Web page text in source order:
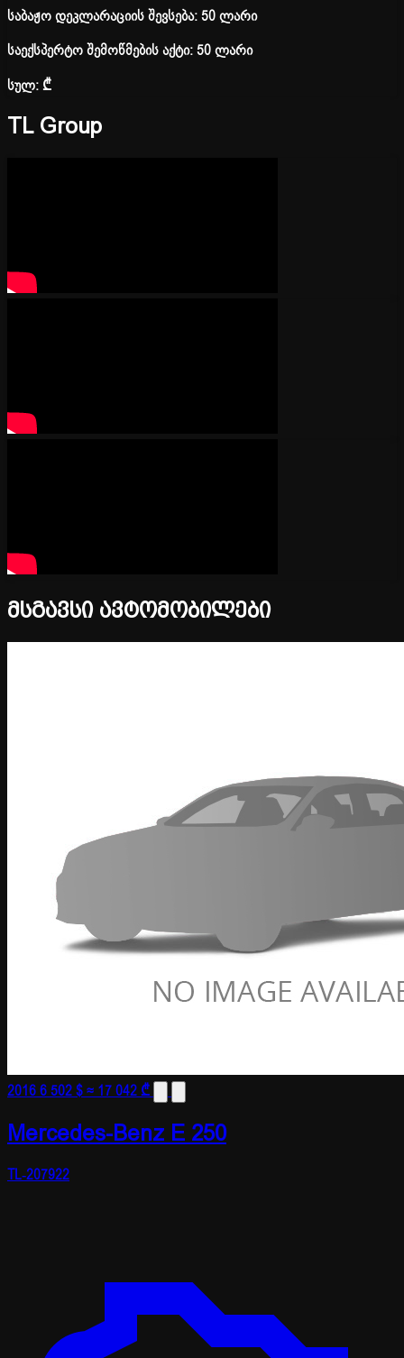
საბაჟო დეკლარაციის შევსება: 50 ლარი
საექსპერტო შემოწმების აქტი: 50 ლარი
სულ:₾
TL Group
მსგავსი ავტომობილები
20166 502 $≈ 17 042 ₾
Mercedes-Benz E 250
TL-207922